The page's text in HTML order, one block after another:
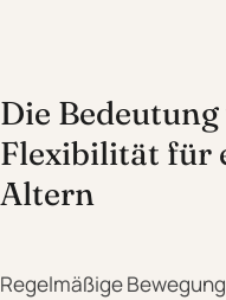
Die
Flexibilität für
Altern
Regelmäßige